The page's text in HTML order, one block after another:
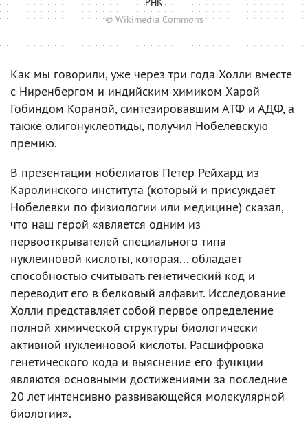
© Wikimedia Commons
Как мы говорили, уже через три года Холли вместе
с Ниренбергом и индийским химиком Харой
Гобиндом Кораной, синтезировавшим АТФ и АДФ, а
также олигонуклеотиды, получил Нобелевскую
премию.
В презентации нобелиатов Петер Рейхард из
Каролинского института (который и присуждает
Нобелевки по физиологии или медицине) сказал,
что наш герой «является одним из
первооткрывателей специального типа
нуклеиновой кислоты, которая... обладает
способностью считывать генетический код и
переводит его в белковый алфавит. Исследование
Холли представляет собой первое определение
полной химической структуры биологически
активной нуклеиновой кислоты. Расшифровка
генетического кода и выяснение его функции
являются основными достижениями за последние
20 лет интенсивно развивающейся молекулярной
биологии».